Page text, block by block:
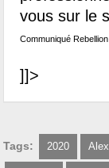
vous sur le
Communiqué
]]>
Tags: 2020